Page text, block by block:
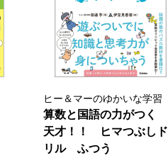
ヒー＆マーのゆかいな学習
算数と国語の力がつく
天才！！ ヒマつぶしド
リル ふつう